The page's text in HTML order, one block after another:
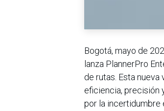
Bogotá, mayo de
lanza PlannerPro
de rutas. Esta
eficiencia, precisión
por la incertidumbre